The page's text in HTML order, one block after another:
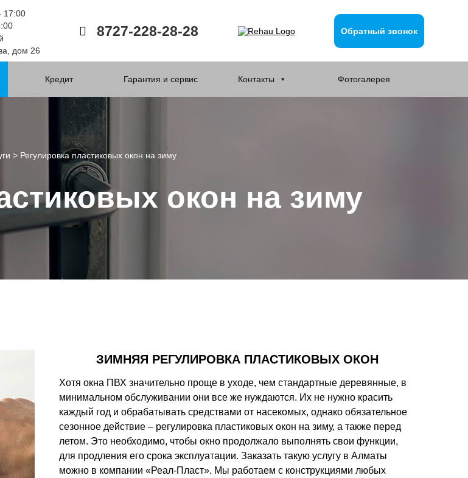
17:00
дом 26
8727-228-28-28 Обратный звонок
Кредит Гарантия и сервис Контакты Фотогалерея
> Регулировка пластиковых окон на зиму
окон на зиму
ЗИМНЯЯ РЕГУЛИРОВКА ПЛАСТИКОВЫХ ОКОН
Хотя окна ПВХ значительно проще в уходе, чем стандартные деревянные, в
минимальном обслуживании они все же нуждаются. Их не нужно красить
каждый год и обрабатывать средствами от насекомых, однако обязательное
сезонное действие – регулировка пластиковых окон на зиму, а также перед
летом. Это необходимо, чтобы окно продолжало выполнять свои функции,
для продления его срока эксплуатации. Заказать такую услугу в Алматы
можно в компании «Реал-Пласт». Мы работаем с конструкциями любых